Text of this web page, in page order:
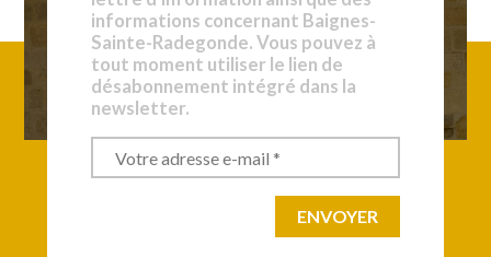
informations concernant Baignes-
Sainte-Radegonde. Vous pouvez à
tout moment utiliser le lien de
désabonnement intégré dans la
newsletter.